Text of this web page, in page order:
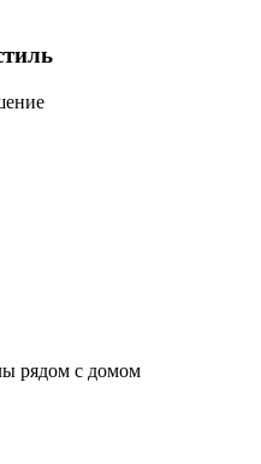
рядом с домом